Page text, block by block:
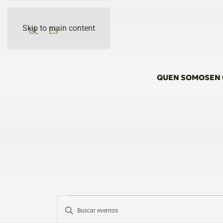
Skip to main content
GL ES
QUEN SOMOSEN
EVENTOS
NAVEGACIÓN
Enter